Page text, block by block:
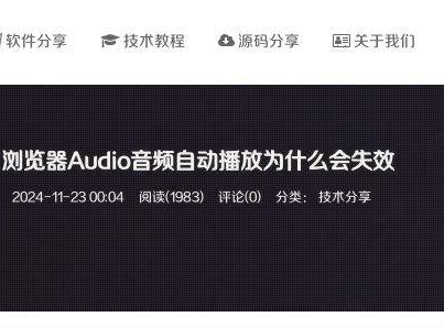
软件分享 技术教程 源码分享 关于我们
浏览器Audio音频自动播放为什么会失效
2024-11-23 00:04 阅读(1983) 评论(0) 分类：技术分享